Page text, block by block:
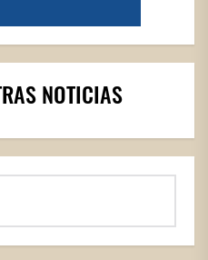
NOTICIAS